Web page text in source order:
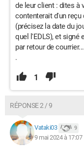
de leur client : dites à
contenterait d'un reçu
(précisez la date du
quel l'EDLS), et signé
par retour de
.
1
RÉPONSE 2 / 9
Vataki03 9
9 mai 2024 à 17:07